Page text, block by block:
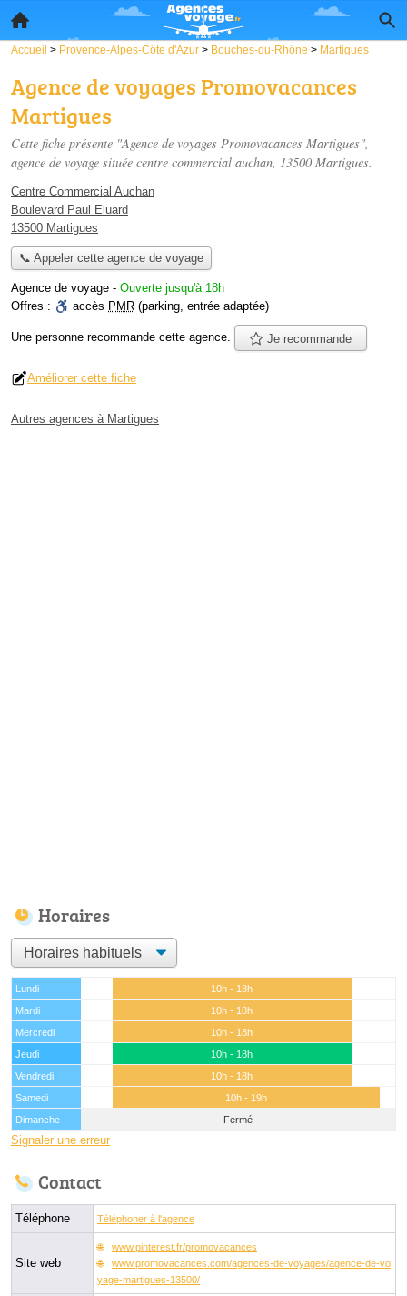
Accueil > Provence-Alpes-Côte d'Azur > Bouches-du-Rhône > Martigues
Agence de voyages Promovacances
Martigues
Cette fiche présente "Agence de voyages Promovacances Martigues",
agence de voyage située centre commercial auchan, 13500 Martigues.
Centre Commercial Auchan
Boulevard Paul Eluard
13500 Martigues
📞 Appeler cette agence de voyage
Agence de voyage - Ouverte jusqu'à 18h
Offres :
accès PMR (parking, entrée adaptée)
Une personne recommande cette agence. Je recommande
Améliorer cette fiche
Autres agences à Martigues
Horaires
Lundi
10h - 18h
Mardi
10h - 18h
Mercredi
10h - 18h
Jeudi
10h - 18h
Vendredi
10h - 18h
Samedi
10h - 19h
Dimanche
Fermé
Signaler une erreur
Contact
Téléphone Téléphoner à l'agence
Site web
www.pinterest.fr/promovacances
www.promovacances.com/agences-de-voyages/agence-de-vo
yage-martigues-13500/